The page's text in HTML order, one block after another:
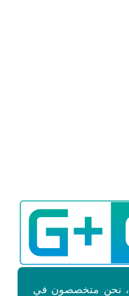
في عيادة جي بلس G plus Clinic، نحن متخصصون في